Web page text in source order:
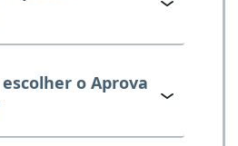
o Aprova